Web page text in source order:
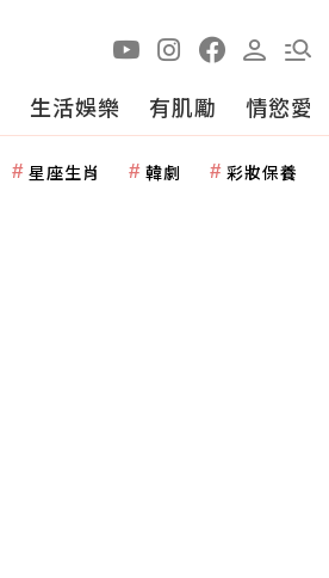
生活娛樂 有肌勵 情慾愛
星座生肖 韓劇 彩妝保養